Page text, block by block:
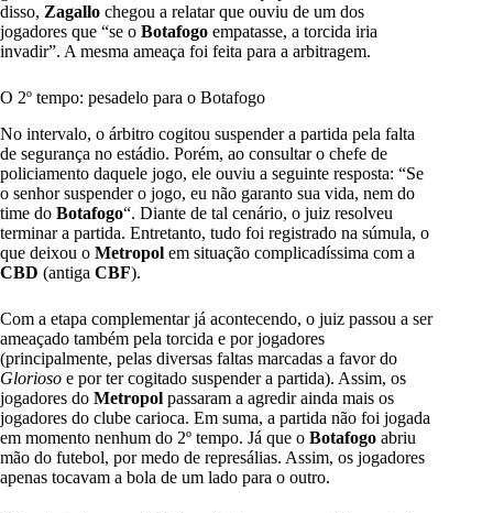
disso, Zagallo chegou a relatar que ouviu de um dos
jogadores que “se o Botafogo empatasse, a torcida iria
invadir”. A mesma ameaça foi feita para a arbitragem.
O 2º tempo: pesadelo para o Botafogo
No intervalo, o árbitro cogitou suspender a partida pela falta
de segurança no estádio. Porém, ao consultar o chefe de
policiamento daquele jogo, ele ouviu a seguinte resposta: “Se
o senhor suspender o jogo, eu não garanto sua vida, nem do
time do Botafogo“. Diante de tal cenário, o juiz resolveu
terminar a partida. Entretanto, tudo foi registrado na súmula, o
que deixou o Metropol em situação complicadíssima com a
CBD (antiga CBF).
Com a etapa complementar já acontecendo, o juiz passou a ser
ameaçado também pela torcida e por jogadores
(principalmente, pelas diversas faltas marcadas a favor do
Glorioso e por ter cogitado suspender a partida). Assim, os
jogadores do Metropol passaram a agredir ainda mais os
jogadores do clube carioca. Em suma, a partida não foi jogada
em momento nenhum do 2º tempo. Já que o Botafogo abriu
mão do futebol, por medo de represálias. Assim, os jogadores
apenas tocavam a bola de um lado para o outro.